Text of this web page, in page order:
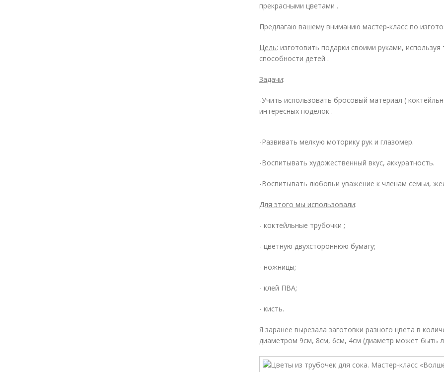
прекрасными цветами .
Предлагаю вашему вниманию мастер-класс по
Цель: изготовить подарки своими руками,
способности детей .
Задачи:
-Учить использовать бросовый материал (
интересных поделок .
-Развивать мелкую моторику рук и глазомер.
-Воспитывать художественный вкус, аккуратность.
-Воспитывать любовьи уважение к членам семьи,
Для этого мы использовали:
- коктейльные трубочки ;
- цветную двухстороннюю бумагу;
- ножницы;
- клей ПВА;
- кисть.
Я заранее вырезала заготовки разного цвета в
диаметром 9см, 8см, 6см, 4см (диаметр может быть